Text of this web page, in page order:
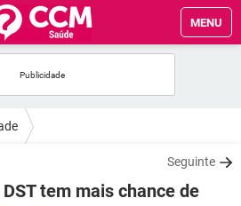
MENU
Seguinte
tem mais chance de